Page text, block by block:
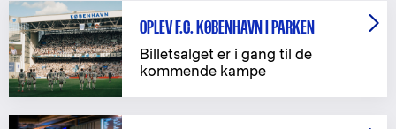
OPLEV F.C. KØBENHAVN I PARKEN
Billetsalget er i gang til de
kommende kampe